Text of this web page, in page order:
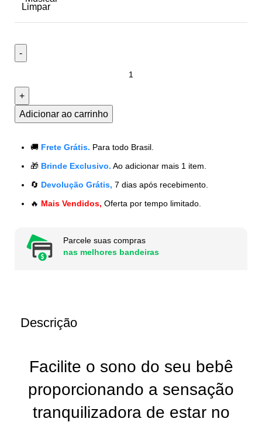
Limpar
Adicionar ao carrinho
🚚 Frete Grátis. Para todo Brasil.
🎁 Brinde Exclusivo. Ao adicionar mais 1 item.
🔄 Devolução Grátis, 7 dias após recebimento.
🔥 Mais Vendidos, Oferta por tempo limitado.
Parcele suas compras
nas melhores bandeiras
Descrição
Facilite o sono do seu bebê
proporcionando a sensação
tranquilizadora de estar no